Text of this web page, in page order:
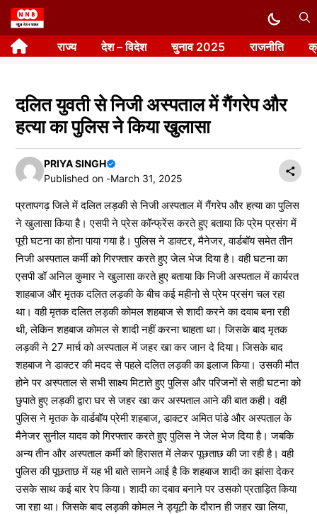
Skip
to
content राज्य देश – विदेश चुनाव 2025 राजनीति
दलित युवती से निजी अस्पताल में गैंगरेप और
हत्या का पुलिस ने किया खुलासा
PRIYA SINGH
Published on -March 31, 2025
प्रतापगढ़ जिले में दलित लड़की से निजी अस्पताल में गैंगरेप और हत्या का पुलिस
ने खुलासा किया है। एसपी ने प्रेस कॉन्फ्रेंस करते हुए बताया कि प्रेम प्रसंग में
पूरी घटना का होना पाया गया है। पुलिस ने डाक्टर, मैनेजर, वार्डबॉय समेत तीन
निजी अस्पताल कर्मी को गिरफ्तार करते हुए जेल भेज दिया है। वही घटना का
एसपी डॉ अनिल कुमार ने खुलासा करते हुए बताया कि निजी अस्पताल में कार्यरत
शाहबाज और मृतक दलित लड़की के बीच कई महीनो से प्रेम प्रसंग चल रहा
था। वही मृतक दलित लड़की कोमल शहबाज से शादी करने का दवाब बना रही
थी, लेकिन शहबाज कोमल से शादी नहीं करना चाहता था। जिसके बाद मृतक
लड़की ने 27 मार्च को अस्पताल में जहर खा कर जान दे दिया। जिसके बाद
शहबाज ने डाक्टर की मदद से पहले दलित लड़की का इलाज किया। उसकी मौत
होने पर अस्पताल से सभी साक्ष्य मिटाते हुए पुलिस और परिजनों से सही घटना को
छुपाते हुए लड़की द्वारा घर से जहर खा कर अस्पताल आने की बात कही। वही
पुलिस ने मृतक के वार्डबॉय प्रेमी शहबाज, डाक्टर अमित पांडे और अस्पताल के
मैनेजर सुनील यादव को गिरफ्तार करते हुए पुलिस ने जेल भेज दिया है। जबकि
अन्य तीन और अस्पताल कर्मी को हिरासत में लेकर पूछताछ की जा रही है। वही
पुलिस की पूछताछ में यह भी बाते सामने आई है कि शहबाज शादी का झांसा देकर
उसके साथ कई बार रेप किया। शादी का दबाव बनाने पर उसको प्रताड़ित किया
जा रहा था। जिसके बाद लड़की कोमल ने ड्यूटी के दौरान ही जहर खा लिया,